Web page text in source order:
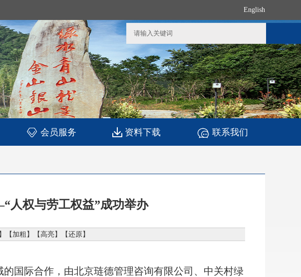
English
会员服务 资料下载 联系我们
人权与劳工权益”成功举办
】【 加粗 】【 高亮】【还原 】
国际合作，由北京琏德管理咨询有限公司、中关村绿